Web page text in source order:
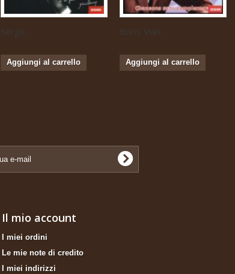
Serge...
Aggiungi al carrello
Boris Vian...
Aggiungi al carrello
Il mio account
I miei ordini
Le mie note di credito
I miei indirizzi